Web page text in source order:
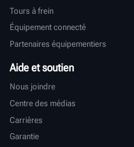
Tours à frein
Équipement connecté
Partenaires équipementiers
Aide et soutien
Nous joindre
Centre des médias
Carrières
Garantie